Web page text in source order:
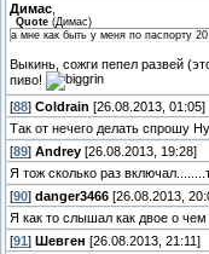
Димас
Quote (Димас)
а мне как быть у меня по паспорту
Выкинь, сожги пепел развей
пиво!
[88] Coldrain [26.08.2013, 01:05]
Так от нечего делать спрошу
[89] Andrey [26.08.2013, 19:28]
Я тож сколько раз
[90] danger3466 [26.08.2013,
Я как то слышал как двое о
[91 ] Шевген [26.08.2013, 21:11]